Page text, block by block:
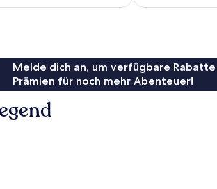
Melde dich an, um verfügbare
Prämien für noch mehr Abenteuer!